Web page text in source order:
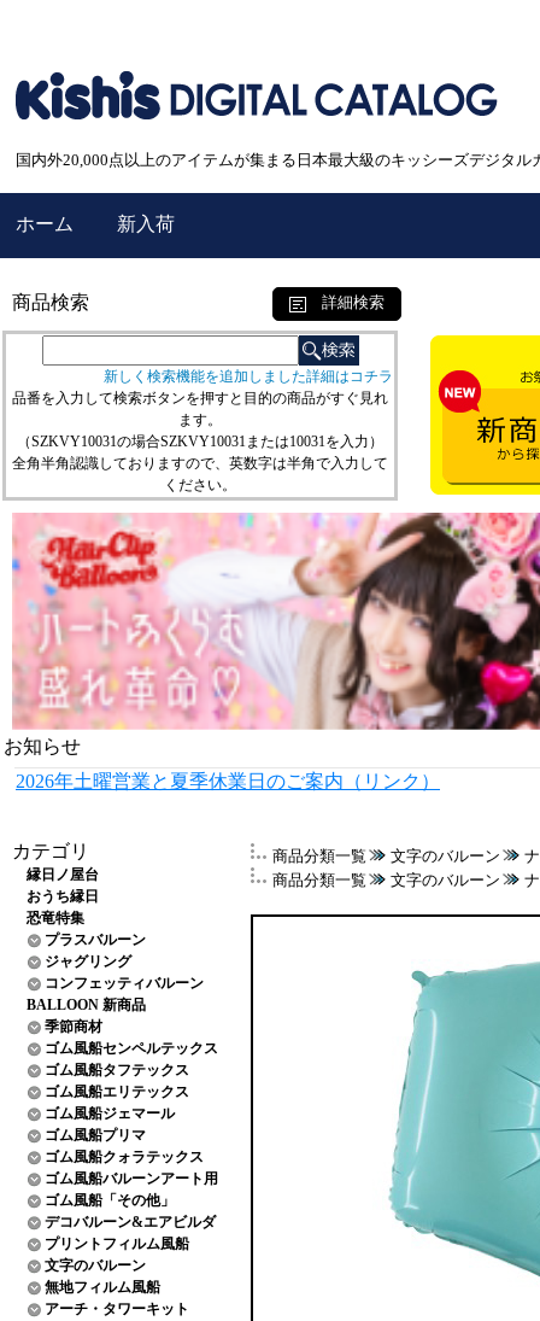
国内外20,000点以上のアイテムが集まる日本最大級のキッシーズデジタル
ホーム 新入荷
商品検索 詳細検索
新しく検索機能を追加しました詳細はコチラ
品番を入力して検索ボタンを押すと目的の商品がすぐ見れ
ます。
（SZKVY10031の場合SZKVY10031または10031を入力）
全角半角認識しておりますので、英数字は半角で入力して
ください。
お知らせ
2026年土曜営業と夏季休業日のご案内（リンク）
カテゴリ
縁日ノ屋台
おうち縁日
恐竜特集
プラスバルーン
ジャグリング
コンフェッティバルーン
BALLOON 新商品
季節商材
ゴム風船センペルテックス
ゴム風船タフテックス
ゴム風船エリテックス
ゴム風船ジェマール
ゴム風船プリマ
ゴム風船クォラテックス
ゴム風船バルーンアート用
ゴム風船「その他」
デコバルーン&エアビルダ
プリントフィルム風船
文字のバルーン
無地フィルム風船
アーチ・タワーキット
商品分類一覧 文字のバルーン
商品分類一覧
文字のバルーン